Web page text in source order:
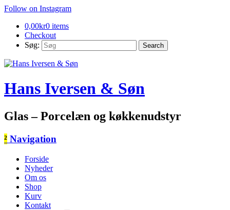
Follow on Instagram
0,00kr0 items
Checkout
Søg:
Hans Iversen & Søn
Glas – Porcelæn og køkkenudstyr
² Navigation
Forside
Nyheder
Om os
Shop
Kurv
Kontakt